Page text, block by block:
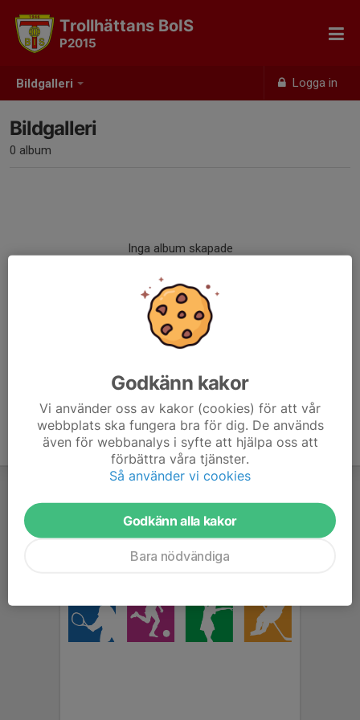
Bildgalleri Logga in
Trollhättans BoIS
P2015
Bildgalleri
0 album
Inga album skapade
Godkänn kakor
Vi använder oss av kakor (cookies) för att vår
webbplats ska fungera bra för dig. De används
även för webbanalys i syfte att hjälpa oss att
förbättra våra tjänster.
Så använder vi cookies
Godkänn alla kakor
Bara nödvändiga